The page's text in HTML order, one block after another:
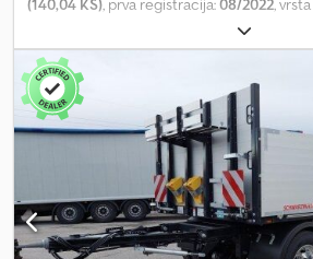
, maksimalna nosivost:
3.500 kg, konfiguracija osovina:2 osovine,
rastojanje:
mehanički
, Oprema:
Boxer L3H2 | Manuelni menjač, 3 sedišta |
140 KS | Električni prozori | Bočna klizna
Utovarna površina cca. D: 3,40 m Š: 1,80 m V:
pravo na greške, tipografske greške i
Axcopfx Ahcsck